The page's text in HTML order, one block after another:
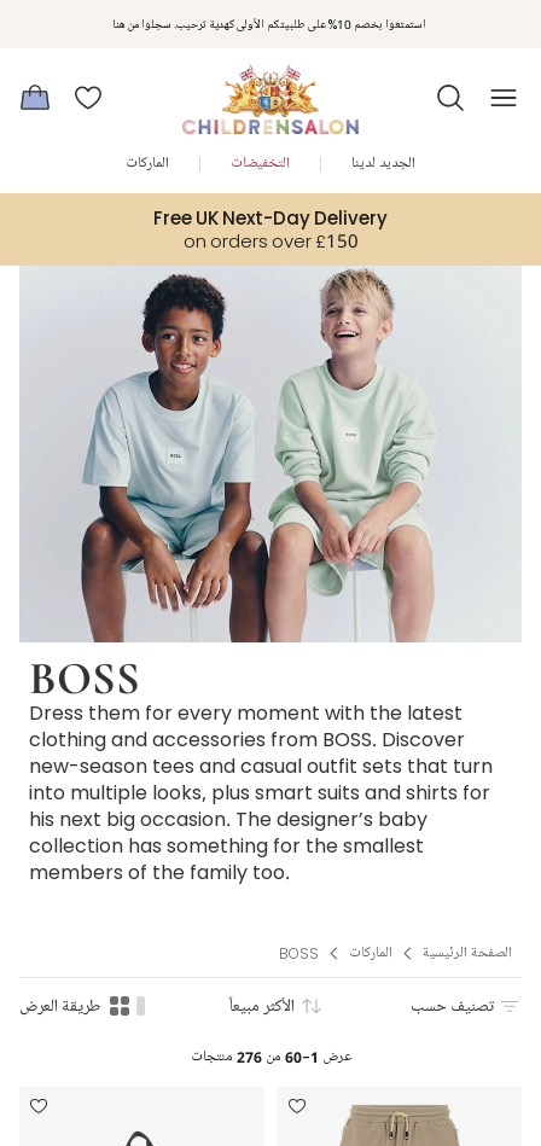
استمتعوا بخصم 10% على طلبيتكم الأولى كهدية ترحيب. سجلوا من هنا
مكافآت تشلدرن صالون | اجمعوا النقاط مع كل عملية شراء لتحصلوا على هدايا حصرية وعروض مصممة خصيصا لتلبي
متطلباتكم
Free UK Next-Day Delivery
on orders over £150
الجديد لدينا التخفيضات الماركات
BOSS
Dress them for every moment with the latest
clothing and accessories from BOSS. Discover
new-season tees and casual outfit sets that turn
into multiple looks, plus smart suits and shirts for
his next big occasion. The designer’s baby
collection has something for the smallest
members of the family too.
الصفحة الرئيسية الماركات BOSS
تصنيف حسب الأكثر مبيعاً طريقة العرض
عرض 1-60 من276 منتجات